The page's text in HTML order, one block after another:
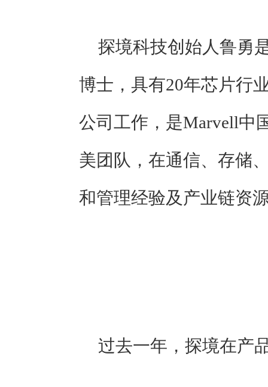
探境科技创始人鲁勇
博士，具有20年芯片行
公司工作，是Marvell中
美团队，在通信、存储
和管理经验及产业链资
过去一年，探境在产